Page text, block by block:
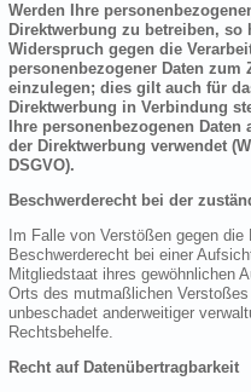
Werden Ihre
Direktwerbung zu betreiben, so
Widerspruch gegen die
personenbezogener Daten zum
einzulegen; dies gilt auch für
Direktwerbung in Verbindung
Ihre personenbezogenen
der Direktwerbung verwendet
DSGVO).
Beschwerderecht bei der
Im Falle von Verstößen gegen
Beschwerderecht bei einer
Mitgliedstaat ihres gewöhnlichen
Orts des mutmaßlichen
unbeschadet anderweitiger
Rechtsbehelfe.
Recht auf Datenübertragbarkeit